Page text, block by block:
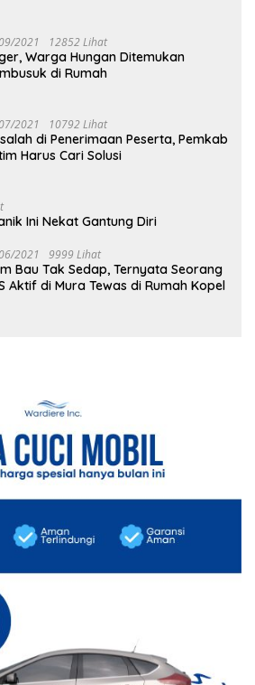
2021 12852 Lihat
Warga Hungan Ditemukan
di Rumah
2021 10792 Lihat
di Penerimaan Peserta, Pemkab
Harus Cari Solusi
Ini Nekat Gantung Diri
2021 9999 Lihat
Bau Tak Sedap, Ternyata Seorang
Aktif di Mura Tewas di Rumah Kopel